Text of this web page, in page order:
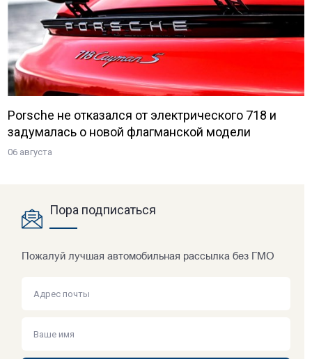
Porsche не отказался от электрического 718 и
задумалась о новой флагманской модели
06 августа
Пора подписаться
Пожалуй лучшая автомобильная рассылка без ГМО